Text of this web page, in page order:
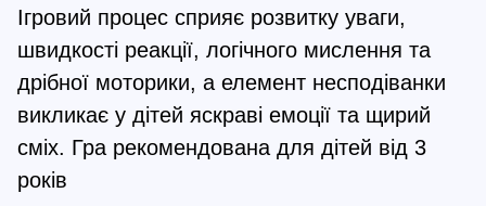
Ігровий процес сприяє розвитку уваги,
швидкості реакції, логічного мислення та
дрібної моторики, а елемент несподіванки
викликає у дітей яскраві емоції та щирий
сміх. Гра рекомендована для дітей від 3
років